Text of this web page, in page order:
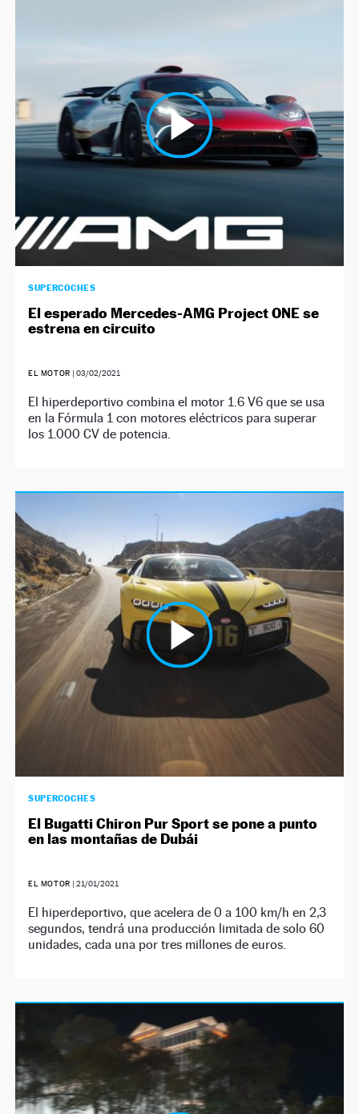
SUPERCOCHES
El esperado Mercedes-AMG Project ONE se
estrena en circuito
EL MOTOR | 03/02/2021
El hiperdeportivo combina el motor 1.6 V6 que se usa
en la Fórmula 1 con motores eléctricos para superar
los 1.000 CV de potencia.
SUPERCOCHES
El Bugatti Chiron Pur Sport se pone a punto
en las montañas de Dubái
EL MOTOR | 21/01/2021
El hiperdeportivo, que acelera de 0 a 100 km/h en 2,3
segundos, tendrá una producción limitada de solo 60
unidades, cada una por tres millones de euros.